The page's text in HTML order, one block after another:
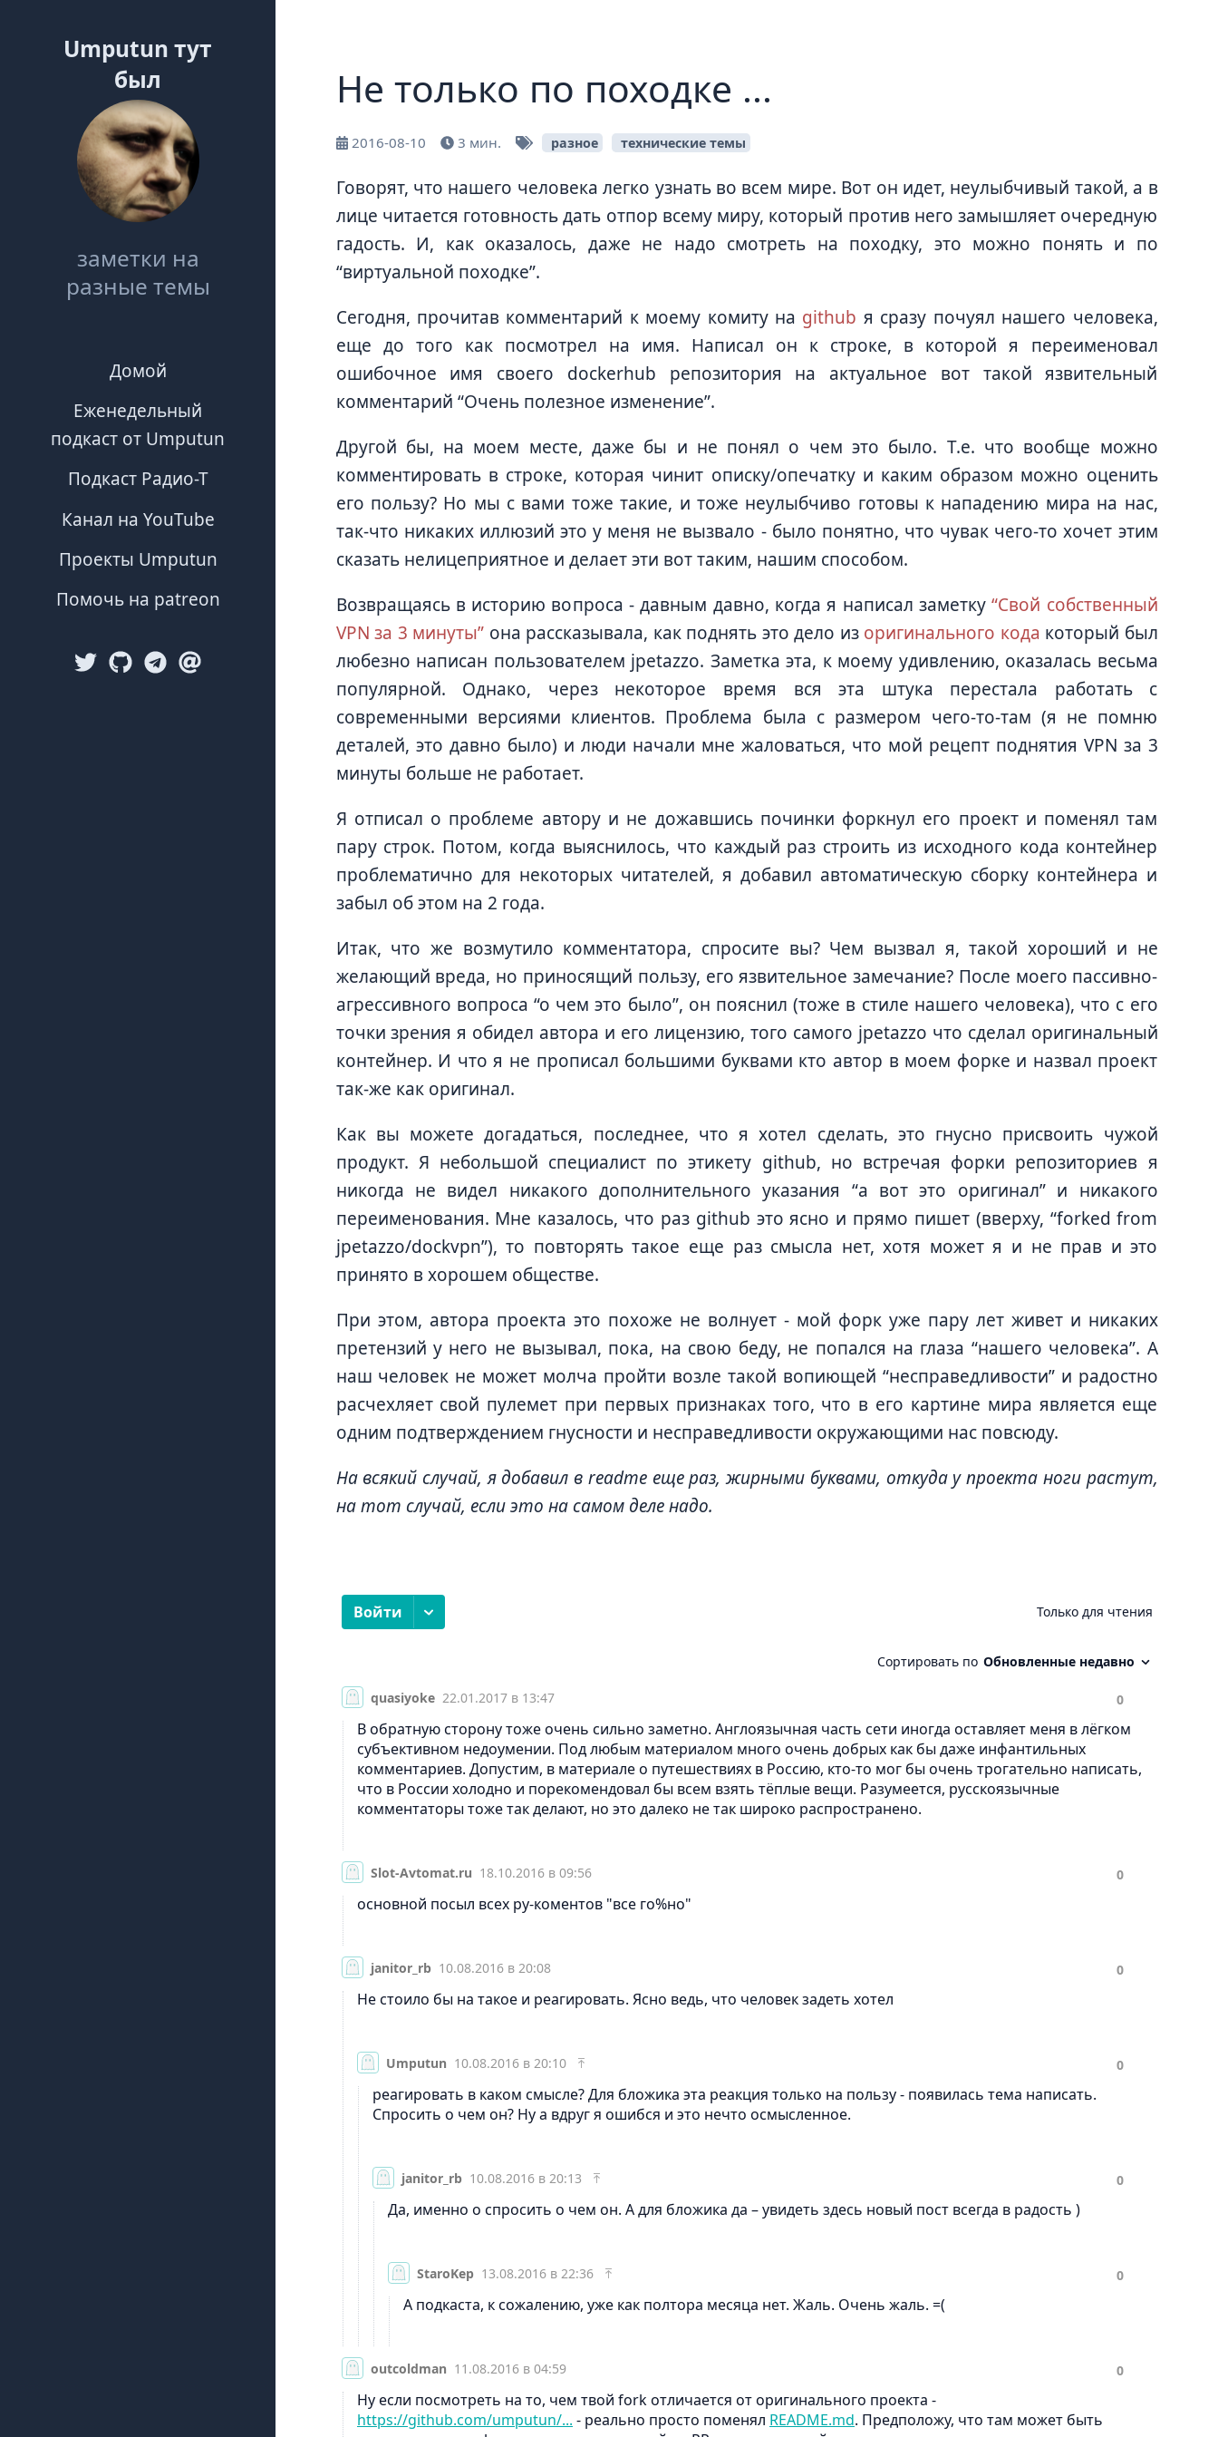
Umputun тут
был
заметки на
разные темы
Домой
Еженедельный
подкаст от Umputun
Подкаст Радио-Т
Канал на YouTube
Проекты Umputun
Помочь на patreon
Не только по походке ...
2016-08-10 3 мин. разное технические темы
Говорят, что нашего человека легко узнать во всем мире. Вот он идет, неулыбчивый такой, а в
лице читается готовность дать отпор всему миру, который против него замышляет очередную
гадость. И, как оказалось, даже не надо смотреть на походку, это можно понять и по
“виртуальной походке”.
Сегодня, прочитав комментарий к моему комиту на github я сразу почуял нашего человека,
еще до того как посмотрел на имя. Написал он к строке, в которой я переименовал
ошибочное имя своего dockerhub репозитория на актуальное вот такой язвительный
комментарий “Очень полезное изменение”.
Другой бы, на моем месте, даже бы и не понял о чем это было. Т.е. что вообще можно
комментировать в строке, которая чинит описку/опечатку и каким образом можно оценить
его пользу? Но мы с вами тоже такие, и тоже неулыбчиво готовы к нападению мира на нас,
так-что никаких иллюзий это у меня не вызвало - было понятно, что чувак чего-то хочет этим
сказать нелицеприятное и делает эти вот таким, нашим способом.
Возвращаясь в историю вопроса - давным давно, когда я написал заметку“Свой собственный
VPN за 3 минуты” она рассказывала, как поднять это дело из оригинального кода который был
любезно написан пользователем jpetazzo. Заметка эта, к моему удивлению, оказалась весьма
популярной. Однако, через некоторое время вся эта штука перестала работать с
современными версиями клиентов. Проблема была с размером чего-то-там (я не помню
деталей, это давно было) и люди начали мне жаловаться, что мой рецепт поднятия VPN за 3
минуты больше не работает.
Я отписал о проблеме автору и не дожавшись починки форкнул его проект и поменял там
пару строк. Потом, когда выяснилось, что каждый раз строить из исходного кода контейнер
проблематично для некоторых читателей, я добавил автоматическую сборку контейнера и
забыл об этом на 2 года.
Итак, что же возмутило комментатора, спросите вы? Чем вызвал я, такой хороший и не
желающий вреда, но приносящий пользу, его язвительное замечание? После моего пассивно-
агрессивного вопроса “о чем это было”, он пояснил (тоже в стиле нашего человека), что с его
точки зрения я обидел автора и его лицензию, того самого jpetazzo что сделал оригинальный
контейнер. И что я не прописал большими буквами кто автор в моем форке и назвал проект
так-же как оригинал.
Как вы можете догадаться, последнее, что я хотел сделать, это гнусно присвоить чужой
продукт. Я небольшой специалист по этикету github, но встречая форки репозиториев я
никогда не видел никакого дополнительного указания “а вот это оригинал” и никакого
переименования. Мне казалось, что раз github это ясно и прямо пишет (вверху, “forked from
jpetazzo/dockvpn”), то повторять такое еще раз смысла нет, хотя может я и не прав и это
принято в хорошем обществе.
При этом, автора проекта это похоже не волнует - мой форк уже пару лет живет и никаких
претензий у него не вызывал, пока, на свою беду, не попался на глаза “нашего человека”. А
наш человек не может молча пройти возле такой вопиющей “несправедливости” и радостно
расчехляет свой пулемет при первых признаках того, что в его картине мира является еще
одним подтверждением гнусности и несправедливости окружающими нас повсюду.
На всякий случай, я добавил в readme еще раз, жирными буквами, откуда у проекта ноги растут,
на тот случай, если это на самом деле надо.